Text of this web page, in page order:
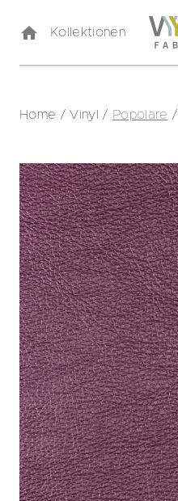
Kollektionen
Home /Vinyl / Popolare /